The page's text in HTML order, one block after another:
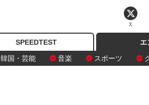
SPEEDTEST
エ
韓国・芸能 音楽 スポーツ
X